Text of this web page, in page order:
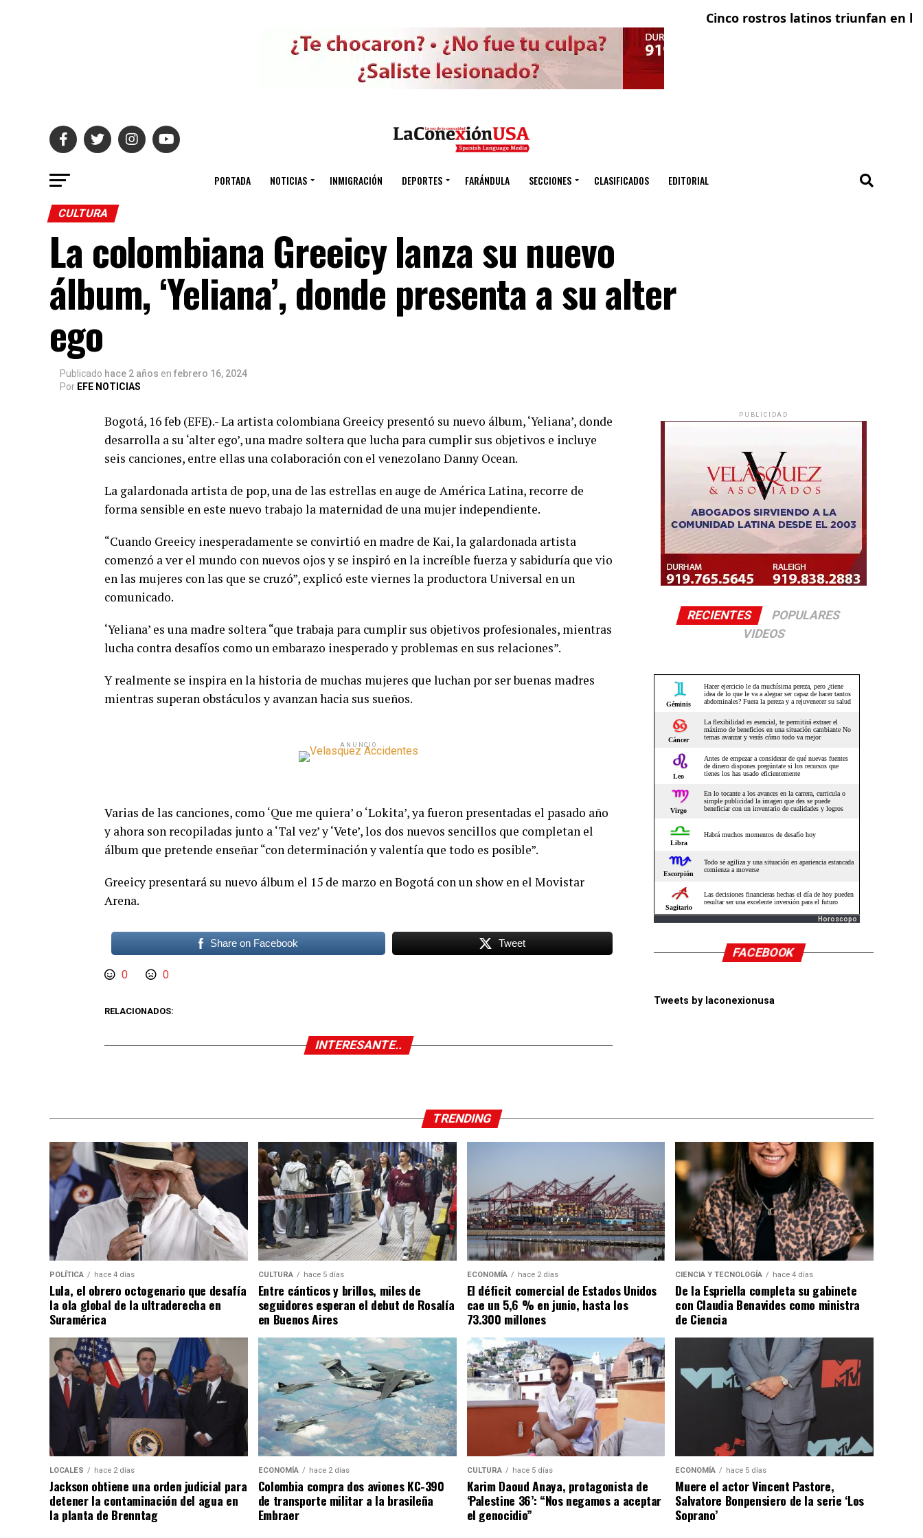
Cinco rostros latinos triunfan en laEl
PORTADA NOTICIAS INMIGRACIÓN DEPORTES FARÁNDULA SECCIONES CLASIFICADOS EDITORIAL
CULTURA
La colombiana Greeicy lanza su nuevo
álbum, ‘Yeliana’, donde presenta a su alter
ego
Publicado hace 2 años en febrero 16, 2024
Por EFE NOTICIAS
Bogotá, 16 feb (EFE).- La artista colombiana Greeicy presentó su nuevo álbum, ‘Yeliana’, donde
desarrolla a su ‘alter ego’, una madre soltera que lucha para cumplir sus objetivos e incluye
seis canciones, entre ellas una colaboración con el venezolano Danny Ocean.
La galardonada artista de pop, una de las estrellas en auge de América Latina, recorre de
forma sensible en este nuevo trabajo la maternidad de una mujer independiente.
“Cuando Greeicy inesperadamente se convirtió en madre de Kai, la galardonada artista
comenzó a ver el mundo con nuevos ojos y se inspiró en la increíble fuerza y sabiduría que vio
en las mujeres con las que se cruzó”, explicó este viernes la productora Universal en un
comunicado.
‘Yeliana’ es una madre soltera “que trabaja para cumplir sus objetivos profesionales, mientras
lucha contra desafíos como un embarazo inesperado y problemas en sus relaciones”.
Y realmente se inspira en la historia de muchas mujeres que luchan por ser buenas madres
mientras superan obstáculos y avanzan hacia sus sueños.
ANUNCIO
Varias de las canciones, como ‘Que me quiera’ o ‘Lokita’, ya fueron presentadas el pasado año
y ahora son recopiladas junto a ‘Tal vez’ y ‘Vete’, los dos nuevos sencillos que completan el
álbum que pretende enseñar “con determinación y valentía que todo es posible”.
Greeicy presentará su nuevo álbum el 15 de marzo en Bogotá con un show en el Movistar
Arena.
Share on Facebook Tweet
0 0
RELACIONADOS:
INTERESANTE..
PUBLICIDAD
RECIENTES
POPULARES
VIDEOS
Horoscopo
FACEBOOK
Tweets by laconexionusa
TRENDING
POLÍTICA hace 4 días
Lula, el obrero octogenario que desafía
la ola global de la ultraderecha en
Suramérica
CULTURA hace 5 días
Entre cánticos y brillos, miles de
seguidores esperan el debut de Rosalía
en Buenos Aires
ECONOMÍA hace 2 días
El déficit comercial de Estados Unidos
cae un 5,6 % en junio, hasta los
73.300 millones
CIENCIA Y TECNOLOGÍA hace 4 días
De la Espriella completa su gabinete
con Claudia Benavides como ministra
de Ciencia
LOCALES hace 2 días
Jackson obtiene una orden judicial para
detener la contaminación del agua en
la planta de Brenntag
ECONOMÍA hace 2 días
Colombia compra dos aviones KC-390
de transporte militar a la brasileña
Embraer
CULTURA hace 5 días
Karim Daoud Anaya, protagonista de
‘Palestine 36’: “Nos negamos a aceptar
el genocidio”
ECONOMÍA hace 5 días
Muere el actor Vincent Pastore,
Salvatore Bonpensiero de la serie ‘Los
Soprano’